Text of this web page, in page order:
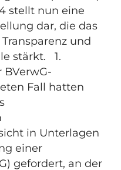
stellt nun eine
dar, die das
und
stärkt. 1.
Fall hatten
in Unterlagen
einer
gefordert, an der